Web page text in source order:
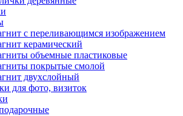
с переливающимся изображением
керамический
объемные пластиковые
покрытые смолой
двухслойный
для фото, визиток